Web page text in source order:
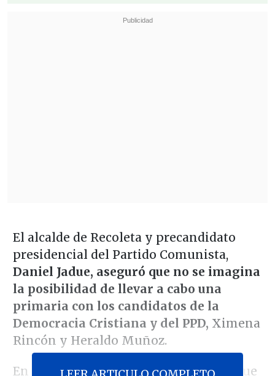
El alcalde de Recoleta y precandidato
presidencial del Partido Comunista,
Daniel Jadue, aseguró que no se imagina
la posibilidad de llevar a cabo una
primaria con los candidatos de la
Democracia Cristiana y del PPD, Ximena
Rincón y Heraldo Muñoz.
En conversación con Radio Infinita , Jadue